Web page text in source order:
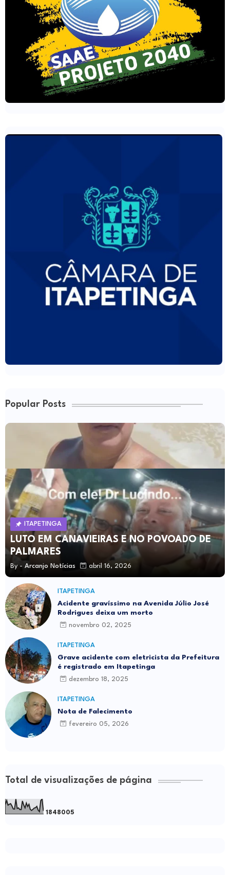
Popular Posts
ITAPETINGA
LUTO EM CANAVIEIRAS E NO POVOADO DE
PALMARES
By - Arcanjo Notícias abril 16, 2026
ITAPETINGA
Acidente gravíssimo na Avenida Júlio José
Rodrigues deixa um morto
novembro 02, 2025
ITAPETINGA
Grave acidente com eletricista da Prefeitura
é registrado em Itapetinga
dezembro 18, 2025
ITAPETINGA
Nota de Falecimento
fevereiro 05, 2026
Total de visualizações de página
1 848005